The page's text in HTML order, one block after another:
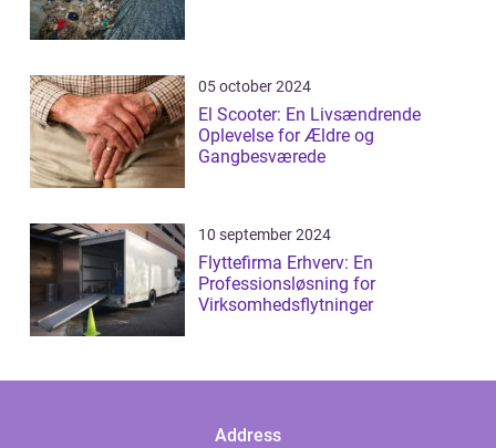
05 october 2024
El Scooter: En Livsændrende
Oplevelse for Ældre og
Gangbesværede
10 september 2024
Flyttefirma Erhverv: En
Professionsløsning for
Virksomhedsflytninger
Address